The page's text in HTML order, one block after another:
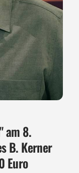
am 8.
B. Kerner
Euro